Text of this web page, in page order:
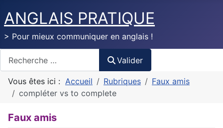
ANGLAIS PRATIQUE
> Pour mieux communiquer en anglais !
Valider
Vous êtes ici : Accueil Rubriques
Faux amis
compléter vs to complete
Faux amis